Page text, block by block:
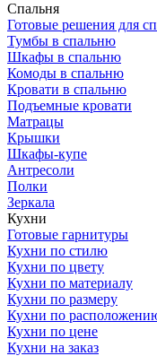
Спальня
Готовые решения для
Тумбы в спальню
Шкафы в спальню
Комоды в спальню
Кровати в спальню
Подъемные кровати
Матрацы
Крышки
Шкафы-купе
Антресоли
Полки
Зеркала
Кухни
Готовые гарнитуры
Кухни по стилю
Кухни по цвету
Кухни по материалу
Кухни по размеру
Кухни по
Кухни по цене
Кухни на заказ